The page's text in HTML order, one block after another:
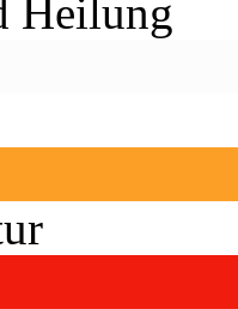
Heilung